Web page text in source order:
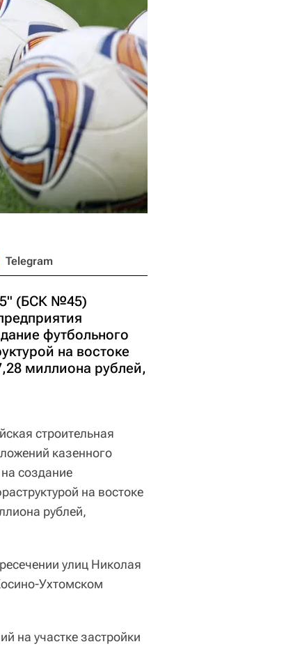
Telegram
(БСК №45)
футбольного
на востоке
миллиона рублей,
строительная
казенного
создание
на востоке
рублей,
улиц Николая
Ухтомском
на участке застройки